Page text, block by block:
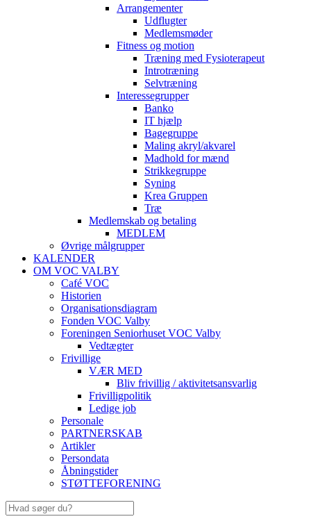
Arrangementer
Udflugter
Medlemsmøder
Fitness og motion
Træning med Fysioterapeut
Introtræning
Selvtræning
Interessegrupper
Banko
IT hjælp
Bagegruppe
Maling akryl/akvarel
Madhold for mænd
Strikkegruppe
Syning
Krea Gruppen
Træ
Medlemskab og betaling
MEDLEM
Øvrige målgrupper
KALENDER
OM VOC VALBY
Café VOC
Historien
Organisationsdiagram
Fonden VOC Valby
Foreningen Seniorhuset VOC Valby
Vedtægter
Frivillige
VÆR MED
Bliv frivillig / aktivitetsansvarlig
Frivilligpolitik
Ledige job
Personale
PARTNERSKAB
Artikler
Persondata
Åbningstider
STØTTEFORENING